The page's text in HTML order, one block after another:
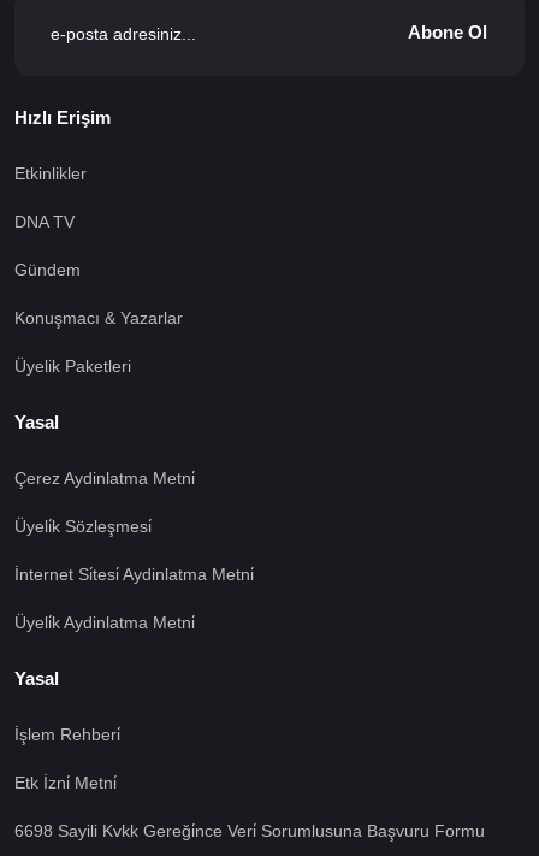
Abone Ol
Hızlı Erişim
Etkinlikler
DNA TV
Gündem
Konuşmacı & Yazarlar
Üyelik Paketleri
Yasal
Çerez Aydinlatma Metni̇
Üyeli̇k Sözleşmesi̇
İnternet Si̇tesi̇ Aydinlatma Metni̇
Üyeli̇k Aydinlatma Metni̇
Yasal
İşlem Rehberi̇
Etk İzni̇ Metni̇
6698 Sayili Kvkk Gereği̇nce Veri̇ Sorumlusuna Başvuru Formu
🍪 Çerez Kullanıyoruz!
şekilde çerezler kullanmaktayız. Çerezleri nasıl